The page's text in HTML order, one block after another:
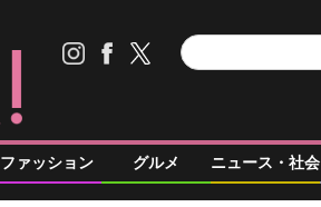
ファッション グルメ ニュース・社会